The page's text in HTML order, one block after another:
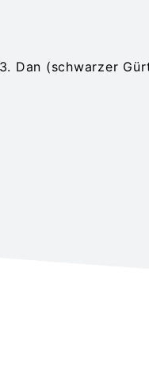
Dan (schwarzer